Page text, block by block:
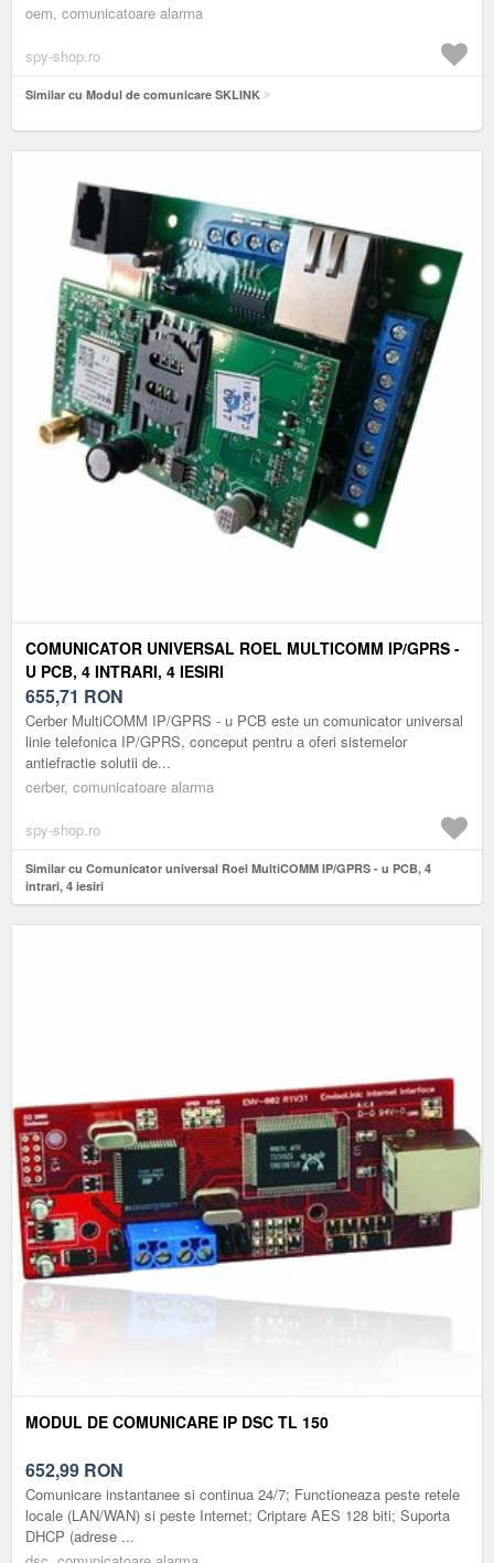
oem, comunicatoare alarma
spy-shop.ro
Similar cu Modul de comunicare SKLINK
COMUNICATOR UNIVERSAL ROEL MULTICOMM IP/GPRS -
U PCB, 4 INTRARI, 4 IESIRI
655,71 RON
Cerber MultiCOMM IP/GPRS - u PCB este un comunicator universal
linie telefonica IP/GPRS, conceput pentru a oferi sistemelor
antiefractie solutii de...
cerber, comunicatoare alarma
spy-shop.ro
Similar cu Comunicator universal Roel MultiCOMM IP/GPRS - u PCB, 4
intrari, 4 iesiri
MODUL DE COMUNICARE IP DSC TL 150
652,99 RON
Comunicare instantanee si continua 24/7; Functioneaza peste retele
locale (LAN/WAN) si peste Internet; Criptare AES 128 biti; Suporta
DHCP (adrese ...